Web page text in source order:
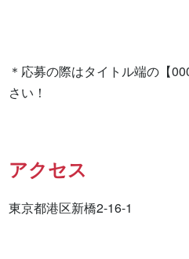
＊応募の際はタイトル端の【
さい！
アクセス
東京都港区新橋2-16-1